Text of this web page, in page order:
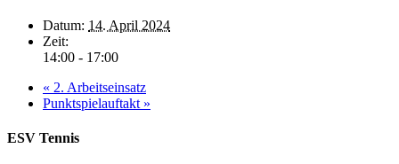
Datum: 14. April 2024
Zeit:
14:00 - 17:00
« 2. Arbeitseinsatz
Punktspielauftakt »
ESV Tennis